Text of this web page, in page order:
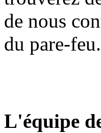
de nous
du pare-feu.
L'équipe